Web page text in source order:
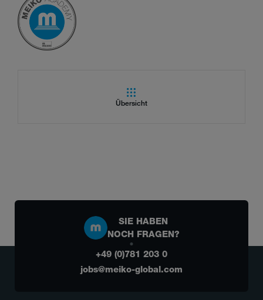
Übersicht
SIE HABEN
NOCH FRAGEN?
+49 (0)781 203 0
jobs@meiko-global.com